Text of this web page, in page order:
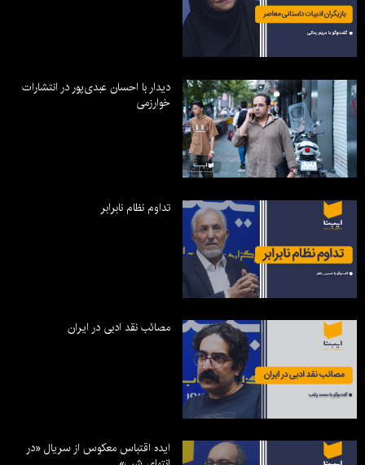
دیدار با احسان عبدی‌پور در انتشارات
خوارزمی
تداوم نظام نابرابر
مصائب نقد ادبی در ایران
ایده اقتباس معکوس از سریال «در